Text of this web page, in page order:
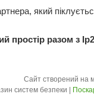
який
простір разом з
Сайт створений на